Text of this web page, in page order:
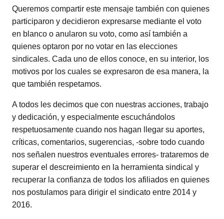
Queremos compartir este mensaje también con quienes
participaron y decidieron expresarse mediante el voto
en blanco o anularon su voto, como así también a
quienes optaron por no votar en las elecciones
sindicales. Cada uno de ellos conoce, en su interior, los
motivos por los cuales se expresaron de esa manera, la
que también respetamos.
A todos les decimos que con nuestras acciones, trabajo
y dedicación, y especialmente escuchándolos
respetuosamente cuando nos hagan llegar su aportes,
críticas, comentarios, sugerencias, -sobre todo cuando
nos señalen nuestros eventuales errores- trataremos de
superar el descreimiento en la herramienta sindical y
recuperar la confianza de todos los afiliados en quienes
nos postulamos para dirigir el sindicato entre 2014 y
2016.